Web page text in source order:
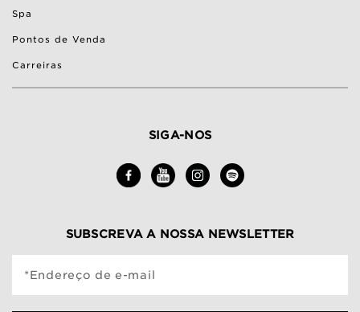
Spa
Pontos de Venda
Carreiras
SIGA-NOS
SUBSCREVA A NOSSA NEWSLETTER
*Endereço de e-mail